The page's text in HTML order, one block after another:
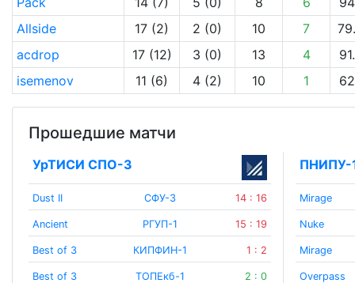
Allside
17 (2) 2 (0) 10 7
acdrop
17 (12) 3 (0) 13 4
isemenov
11 (6) 4 (2) 10 1
Прошедшие матчи
УрТИСИ СПО-3
Dust II СФУ-3 14 : 16
Ancient РГУП-1 15 : 19
Best of 3 КИПФИН-1 1 : 2
Best of 3 ТОПЕкб-1 2 : 0
ПНИПУ-
Mirage
Nuke
Mirage
Overpass